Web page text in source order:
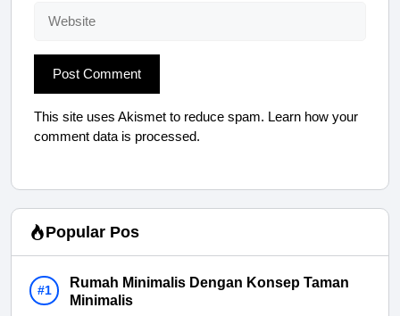
This site uses Akismet to reduce spam. Learn how your
comment data is processed.
Popular Pos
Rumah Minimalis Dengan Konsep Taman
Minimalis